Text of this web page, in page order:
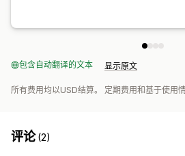
包含自动翻译的文本 显示原文
所有费用均以USD结算。 定期费用和基于使用
评论(2)